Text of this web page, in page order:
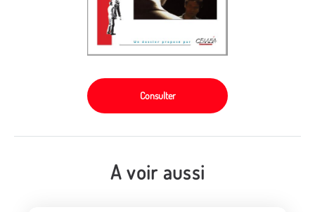
Consulter
A voir aussi